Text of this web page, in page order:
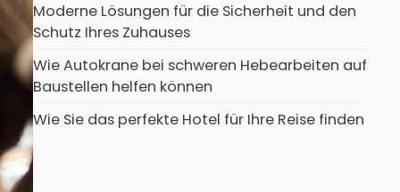
Moderne Lösungen für die Sicherheit und den
Schutz Ihres Zuhauses
Wie Autokrane bei schweren Hebearbeiten auf
Baustellen helfen können
Wie Sie das perfekte Hotel für Ihre Reise finden